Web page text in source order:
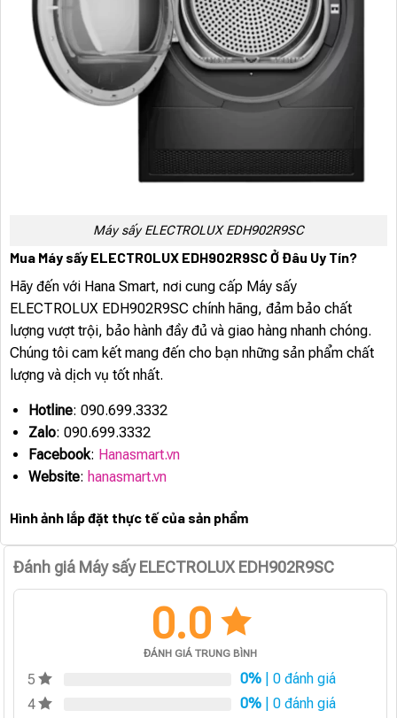
Máy sấy ELECTROLUX EDH902R9SC
Mua Máy sấy ELECTROLUX EDH902R9SC Ở Đâu Uy Tín?
Hãy đến với Hana Smart, nơi cung cấp Máy sấy
ELECTROLUX EDH902R9SC chính hãng, đảm bảo chất
lượng vượt trội, bảo hành đầy đủ và giao hàng nhanh chóng.
Chúng tôi cam kết mang đến cho bạn những sản phẩm chất
lượng và dịch vụ tốt nhất.
Hotline: 090.699.3332
Zalo: 090.699.3332
Facebook: Hanasmart.vn
Website: hanasmart.vn
Hình ảnh lắp đặt thực tế của sản phẩm
Đánh giá Máy sấy ELECTROLUX EDH902R9SC
0.0
ĐÁNH GIÁ TRUNG BÌNH
5 0% | 0 đánh giá
4
0% | 0 đánh giá